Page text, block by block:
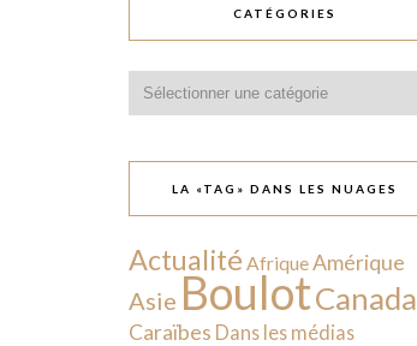
CATÉGORIES
LA «TAG» DANS LES NUAGES
Actualité AfriqueAmérique
Asie BoulotCanada
Caraïbes Dans les médias